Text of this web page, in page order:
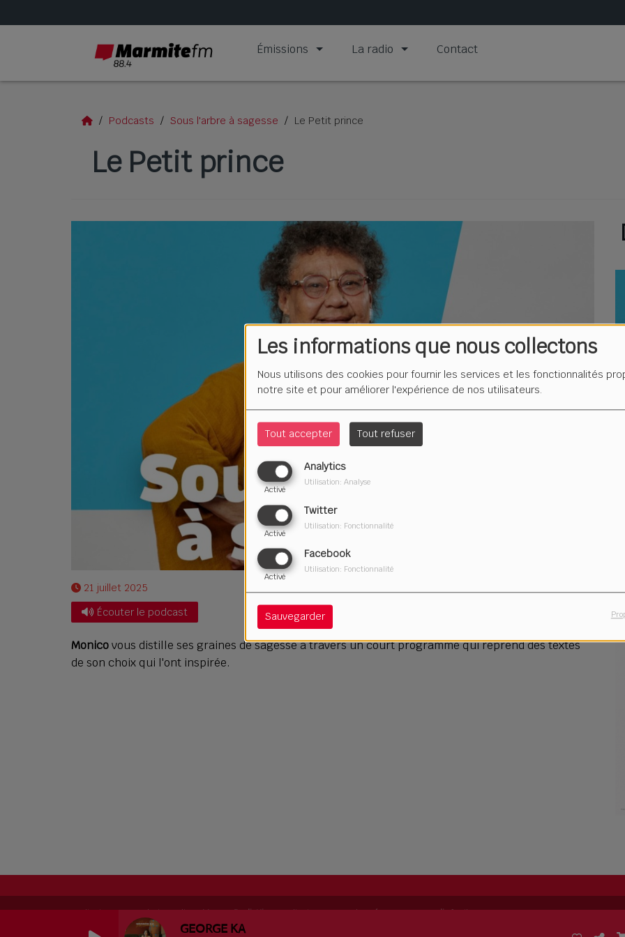
Les informations que nous collectons
Nous utilisons des cookies pour fournir les services et les fonctionnalités
notre site et pour améliorer l'expérience de nos utilisateurs.
Tout accepter Tout refuser
Analytics
Activé
Utilisation: Analyse
Twitter
Activé
Utilisation: Fonctionnalité
Facebook
Activé
Utilisation: Fonctionnalité
Sauvegarder
Émissions La radio Contact
GEORGE KA
Podcasts Sous l'arbre à sagesse Le Petit prince
Le Petit prince
21 juillet 2025
Écouter le podcast
Monicovous distille ses graines de sagesse à travers un court programme qui reprend des textes
de son choix qui l'ont inspirée.
RadioKing © 2026 | Site radio créé avecRadioKing. RadioKing permet decréer sa propre radiofacilement.